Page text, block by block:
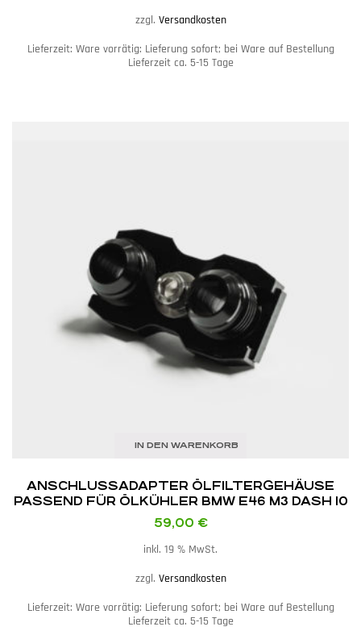
zzgl. Versandkosten
Lieferzeit: Ware vorrätig: Lieferung sofort; bei Ware auf Bestellung
Lieferzeit ca. 5-15 Tage
IN DEN WARENKORB
ANSCHLUSSADAPTER ÖLFILTERGEHÄUSE
PASSEND FÜR ÖLKÜHLER BMW E46 M3 DASH 10
59,00 €
inkl. 19 % MwSt.
zzgl. Versandkosten
Lieferzeit: Ware vorrätig: Lieferung sofort; bei Ware auf Bestellung
Lieferzeit ca. 5-15 Tage